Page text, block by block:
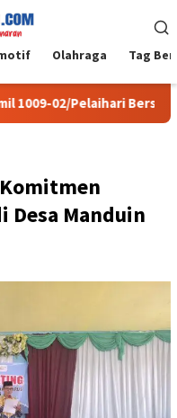
Olahraga Tag
Pelaihari Bersihkan
Desa Manduin